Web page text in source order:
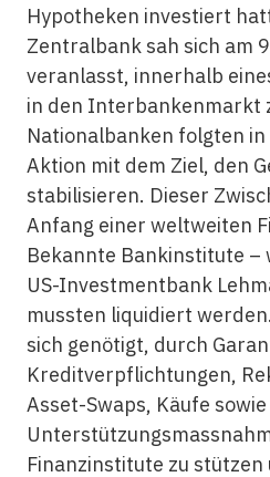
Hypotheken investiert
Zentralbank sah sich am
veranlasst, innerhalb
in den Interbankenmarkt
Nationalbanken folgten
Aktion mit dem Ziel, den
stabilisieren. Dieser
Anfang einer weltweiten
Bekannte Bankinstitute –
US-Investmentbank
mussten liquidiert
sich genötigt, durch
Kreditverpflichtungen,
Asset-Swaps, Käufe
Finanzinstitute zu stützen